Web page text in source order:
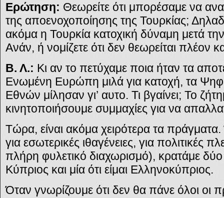
Ερώτηση: Θεωρείτε ότι μπορέσαμε να
της αποενοχοποίησης της Τουρκίας;
ακόμα η Τουρκία κατοχική δύναμη μετά
Ανάν, ή νομίζετε ότι δεν θεωρείται πλέον
Β. Λ.: Κι αν το πετύχαμε ποια ήταν τα
Ενωμένη Ευρώπη μιλά για κατοχή, τα
Εθνών μίλησαν γι’ αυτο. Τι βγαίνει; Το
κινητοποιήσουμε συμμαχίες για να
Τώρα, είναι ακόμα χειρότερα τα πράγματα.
για εσωτερικές ιθαγένειες, για πολιτικές
πλήρη φυλετικό διαχωρισμό), κρατάμε δύο
Κύπριος και μία ότι είμαι Ελληνοκύπριος.
Όταν γνωρίζουμε ότι δεν θα πάνε όλοι οι